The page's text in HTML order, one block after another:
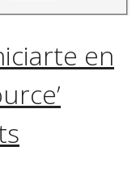
en